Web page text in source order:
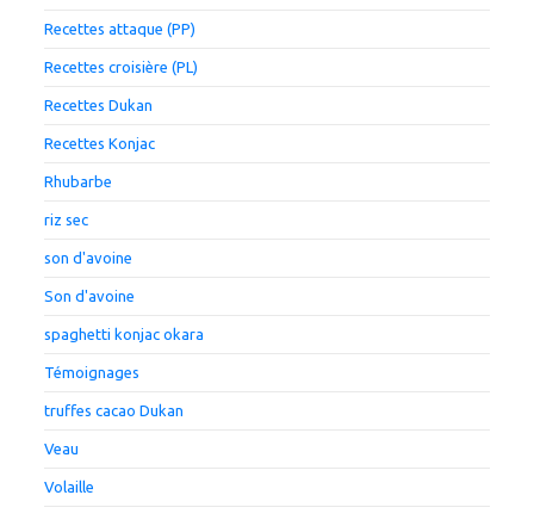
Recettes attaque (PP)
Recettes croisière (PL)
Recettes Dukan
Recettes Konjac
Rhubarbe
riz sec
son d'avoine
Son d'avoine
spaghetti konjac okara
Témoignages
truffes cacao Dukan
Veau
Volaille